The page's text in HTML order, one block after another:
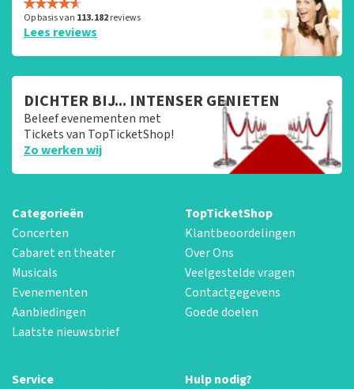
Op basis van 113.182reviews
Lees reviews
DICHTER BIJ... INTENSER GENIETEN
Beleef evenementen met
Tickets van TopTicketShop!
Zo werken wij
Categorieën
Concerten
Cabaret en theater
Musicals
Evenementen
Aanbiedingen
Laatste nieuwsbrief
TopTicketShop
Klantbeoordelingen
Over Ons
Veelgestelde vragen
Contactgegevens
Goede doelen
Service
Hulp nodig?